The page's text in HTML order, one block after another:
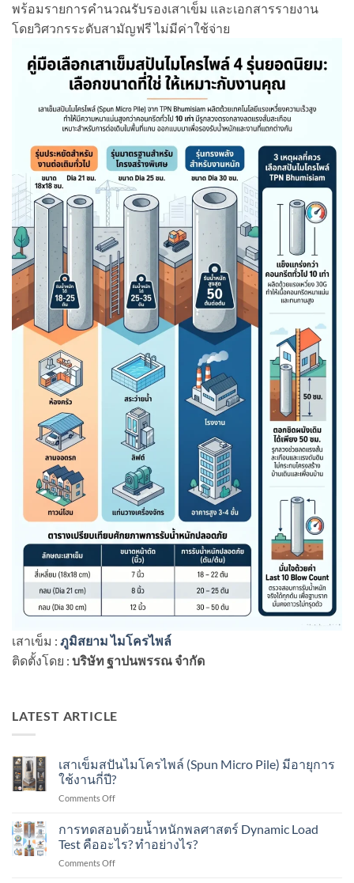
พร้อมรายการคำนวณรับรองเสาเข็ม และเอกสารรายงาน
โดยวิศวกรระดับสามัญฟรี ไม่มีค่าใช้จ่าย
เสาเข็ม : ภูมิสยาม ไมโครไพล์
ติดตั้งโดย : บริษัท ฐาปนพรรณ จำกัด
LATEST ARTICLE
เสาเข็มสปันไมโครไพล์ (Spun Micro Pile) มีอายุการ
ใช้งานกี่ปี?
Comments Offon
เข็ม
ส
ปัน
ไมโคร
การทดสอบด้วยน้ำหนักพลศาสตร์ Dynamic Load
Test คืออะไร? ทำอย่างไร?
Comments Offon